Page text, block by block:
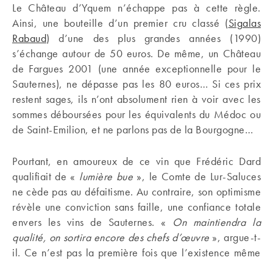
Le Château d’Yquem n’échappe pas à cette règle.
Ainsi, une bouteille d’un premier cru classé (Sigalas
Rabaud) d’une des plus grandes années (1990)
s’échange autour de 50 euros. De même, un Château
de Fargues 2001 (une année exceptionnelle pour le
Sauternes), ne dépasse pas les 80 euros… Si ces prix
restent sages, ils n’ont absolument rien à voir avec les
sommes déboursées pour les équivalents du Médoc ou
de Saint-Emilion, et ne parlons pas de la Bourgogne…
Pourtant, en amoureux de ce vin que Frédéric Dard
qualifiait de « lumière bue », le Comte de Lur-Saluces
ne cède pas au défaitisme. Au contraire, son optimisme
révèle une conviction sans faille, une confiance totale
envers les vins de Sauternes. « On maintiendra la
qualité, on sortira encore des chefs d’œuvre », argue-t-
il. Ce n’est pas la première fois que l’existence même